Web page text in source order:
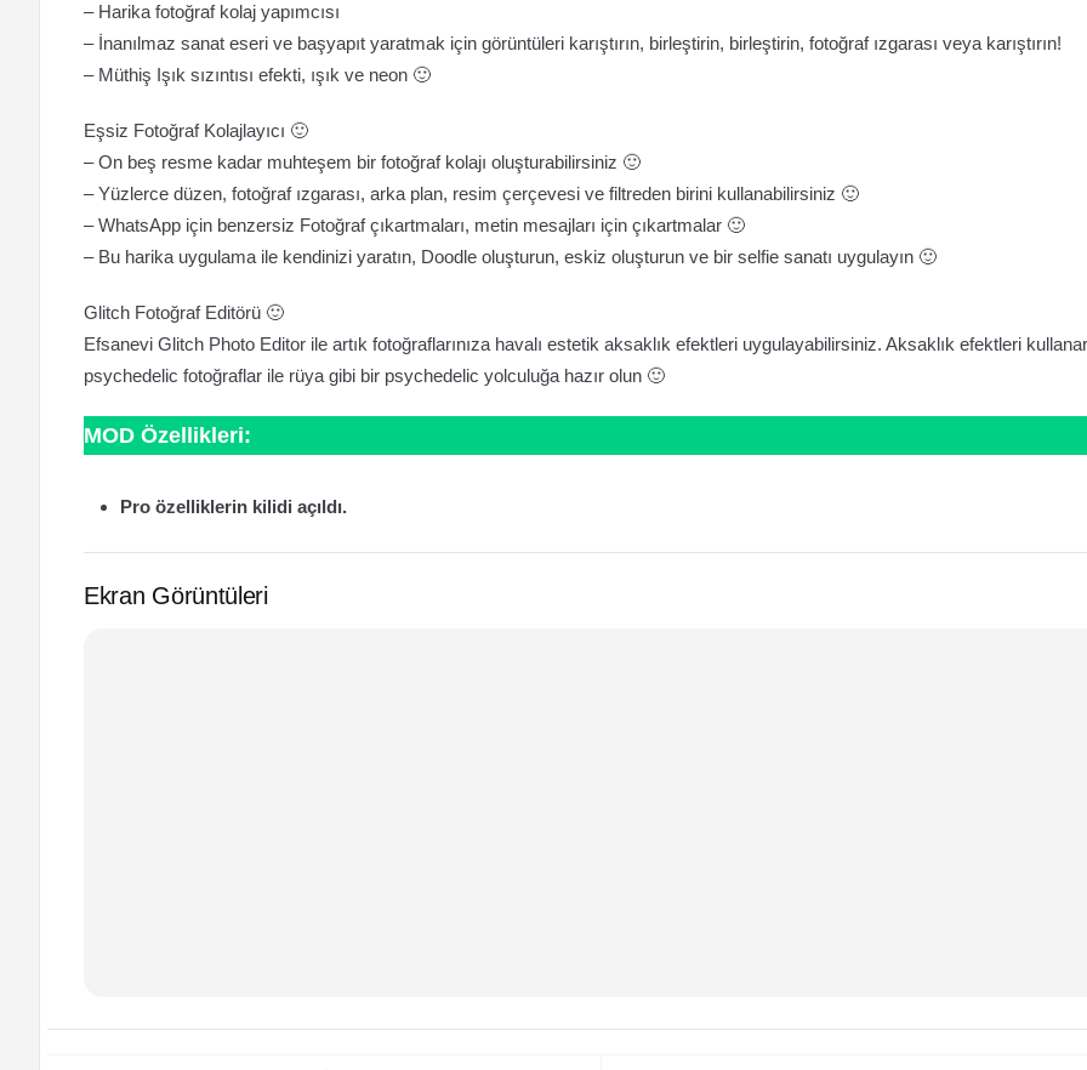
– Harika fotoğraf kolaj yapımcısı
– İnanılmaz sanat eseri ve başyapıt yaratmak için görüntüleri karıştırın, birleştirin, birleştirin, fotoğraf ızgarası veya karıştırın!
– Müthiş Işık sızıntısı efekti, ışık ve neon 🙂
Eşsiz Fotoğraf Kolajlayıcı 🙂
– On beş resme kadar muhteşem bir fotoğraf kolajı oluşturabilirsiniz 🙂
– Yüzlerce düzen, fotoğraf ızgarası, arka plan, resim çerçevesi ve filtreden birini kullanabilirsiniz 🙂
– WhatsApp için benzersiz Fotoğraf çıkartmaları, metin mesajları için çıkartmalar 🙂
– Bu harika uygulama ile kendinizi yaratın, Doodle oluşturun, eskiz oluşturun ve bir selfie sanatı uygulayın 🙂
Glitch Fotoğraf Editörü 🙂
Efsanevi Glitch Photo Editor ile artık fotoğraflarınıza havalı estetik aksaklık efektleri uygulayabilirsiniz. Aksaklık efektleri
psychedelic fotoğraflar ile rüya gibi bir psychedelic yolculuğa hazır olun 🙂
MOD Özellikleri:
Pro özelliklerin kilidi açıldı.
Ekran Görüntüleri